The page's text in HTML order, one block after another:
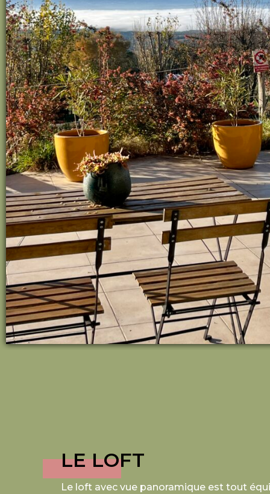
LE LOFT
Le loft avec vue panoramique est tout